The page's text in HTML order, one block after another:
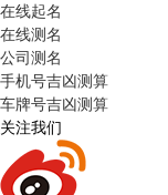
在线起名
在线测名
公司测名
手机号吉凶测算
车牌号吉凶测算
关注我们